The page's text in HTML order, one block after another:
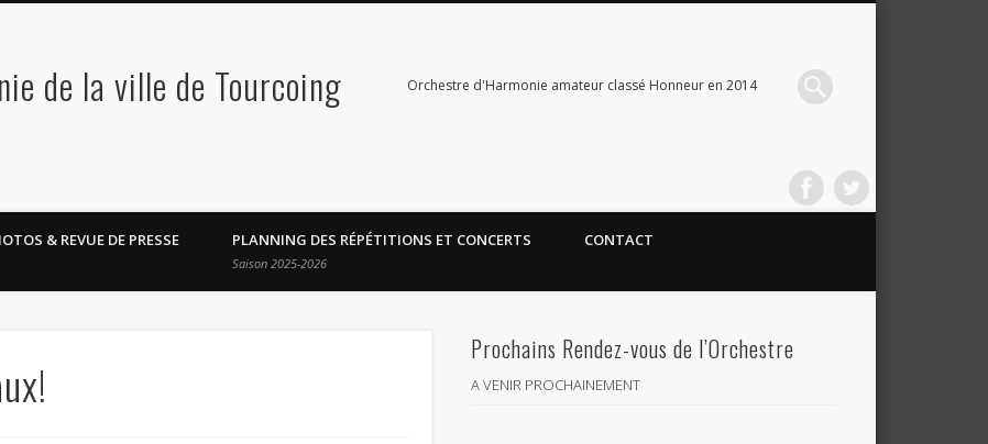
de la ville de Tourcoing Orchestre d'Harmonie amateur classé Honneur en 2014
& REVUE DE PRESSE PLANNING DES RÉPÉTITIONS ET CONCERTS
Saison 2025-2026
CONTACT
Prochains Rendez-vous de l’Orchestre
A VENIR PROCHAINEMENT